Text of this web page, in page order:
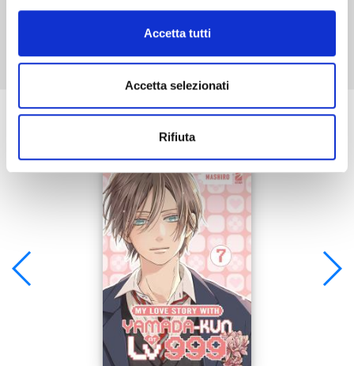
Accetta tutti
Accetta selezionati
Rifiuta
Se ti è piaciuto prova anche: